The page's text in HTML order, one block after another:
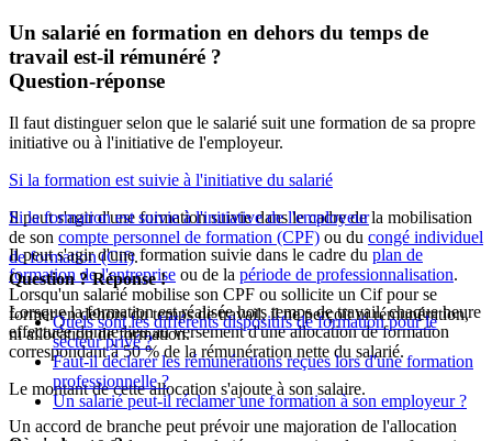
Un salarié en formation en dehors du temps de
travail est-il rémunéré ?
Question-réponse
Il faut distinguer selon que le salarié suit une formation de sa propre
initiative ou à l'initiative de l'employeur.
Si la formation est suivie à l'initiative du salarié
Il peut s'agir d'une formation suivie dans le cadre de la mobilisation
de son compte personnel de formation (CPF) ou du congé individuel
de formation (Cif).
Lorsqu'un salarié mobilise son CPF ou sollicite un Cif pour se
former en dehors du temps de travail, il ne perçoit ni rémunération,
ni allocation de formation.
Si la formation est suivie à l'initiative de l'employeur
Il peut s'agir d'une formation suivie dans le cadre du plan de
formation de l'entreprise ou de la période de professionnalisation.
Lorsque la formation est réalisée hors temps de travail, chaque heure
effectuée donne lieu au versement d'une allocation de formation
correspondant à 50 % de la rémunération nette du salarié.
Le montant de cette allocation s'ajoute à son salaire.
Un accord de branche peut prévoir une majoration de l'allocation
Question ? Réponse !
Quels sont les différents dispositifs de formation pour le
secteur privé ?
Faut-il déclarer les rémunérations reçues lors d'une formation
professionnelle ?
Un salarié peut-il réclamer une formation à son employeur ?